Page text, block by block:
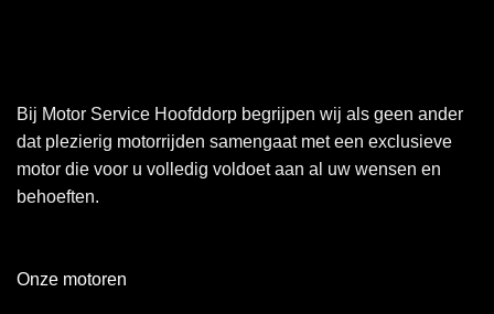
Bij Motor Service Hoofddorp begrijpen wij als geen ander
dat plezierig motorrijden samengaat met een exclusieve
motor die voor u volledig voldoet aan al uw wensen en
behoeften.
Onze motoren